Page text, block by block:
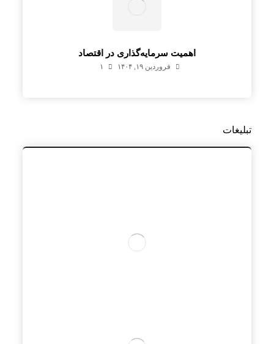
اهمیت سرمایه‌گذاری در اقتصاد
فروردین ۱۹, ۱۴۰۴ ۱
تبلیغات